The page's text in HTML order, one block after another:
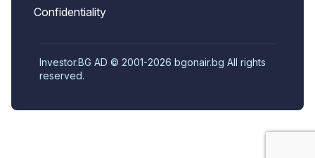
Confidentiality
Investor.BG AD © 2001-2026 bgonair.bg All rights
reserved.